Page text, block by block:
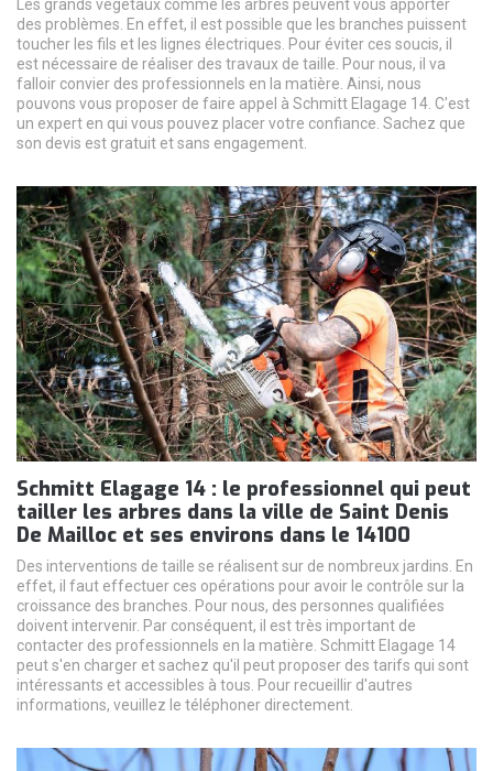
Les grands végétaux comme les arbres peuvent vous apporter
des problèmes. En effet, il est possible que les branches puissent
toucher les fils et les lignes électriques. Pour éviter ces soucis, il
est nécessaire de réaliser des travaux de taille. Pour nous, il va
falloir convier des professionnels en la matière. Ainsi, nous
pouvons vous proposer de faire appel à Schmitt Elagage 14. C'est
un expert en qui vous pouvez placer votre confiance. Sachez que
son devis est gratuit et sans engagement.
Schmitt Elagage 14 : le professionnel qui peut
tailler les arbres dans la ville de Saint Denis
De Mailloc et ses environs dans le 14100
Des interventions de taille se réalisent sur de nombreux jardins. En
effet, il faut effectuer ces opérations pour avoir le contrôle sur la
croissance des branches. Pour nous, des personnes qualifiées
doivent intervenir. Par conséquent, il est très important de
contacter des professionnels en la matière. Schmitt Elagage 14
peut s'en charger et sachez qu'il peut proposer des tarifs qui sont
intéressants et accessibles à tous. Pour recueillir d'autres
informations, veuillez le téléphoner directement.